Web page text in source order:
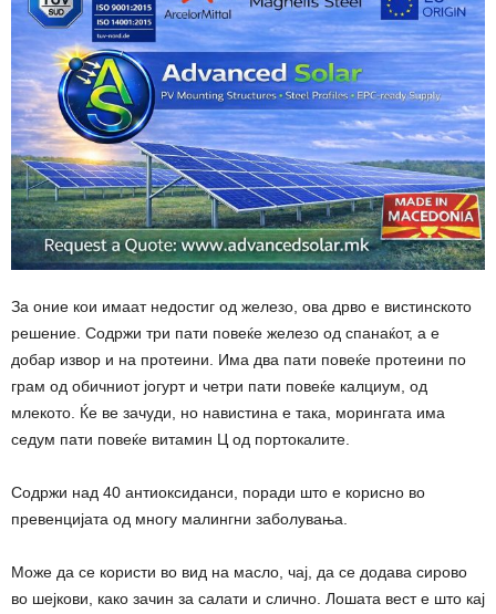
За оние кои имаат недостиг од железо, ова дрво е вистинското
решение. Содржи три пати повеќе железо од спанаќот, а е
добар извор и на протеини. Има два пати повеќе протеини по
грам од обичниот јогурт и четри пати повеќе калциум, од
млекото. Ќе ве зачуди, но навистина е така, морингата има
седум пати повеќе витамин Ц од портокалите.
Содржи над 40 антиоксиданси, поради што е корисно во
превенцијата од многу малингни заболувања.
Може да се користи во вид на масло, чај, да се додава сирово
во шејкови, како зачин за салати и слично. Лошата вест е што кај